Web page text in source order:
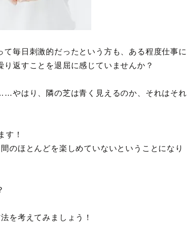
毎日刺激的だったという方も、ある程度仕事に
返すことを退屈に感じていませんか？
やはり、隣の芝は青く見えるのか、それはそれ
す！
のほとんどを楽しめていないということになり
を考えてみましょう！